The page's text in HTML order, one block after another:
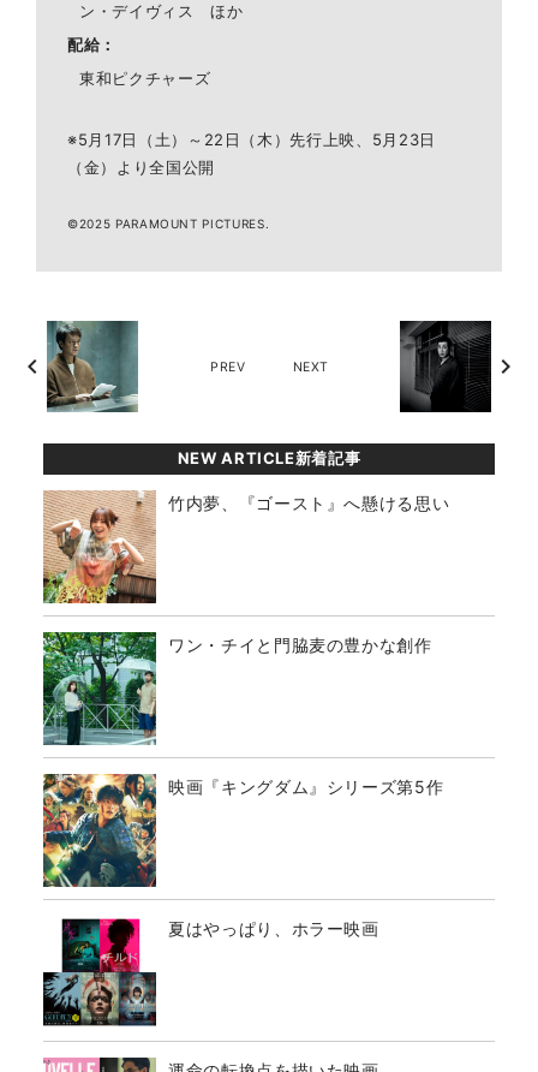
ン・デイヴィス ほか
配給
東和ピクチャーズ
※5月17日（土）～22日（木）先行上映、5月23日
（金）より全国公開
©2025 PARAMOUNT PICTURES.
chevron_left PREV NEXT chevron_right
NEW ARTICLE新着記事
竹内夢、『ゴースト』へ懸ける思い
ワン・チイと門脇麦の豊かな創作
映画『キングダム』シリーズ第5作
夏はやっぱり、ホラー映画